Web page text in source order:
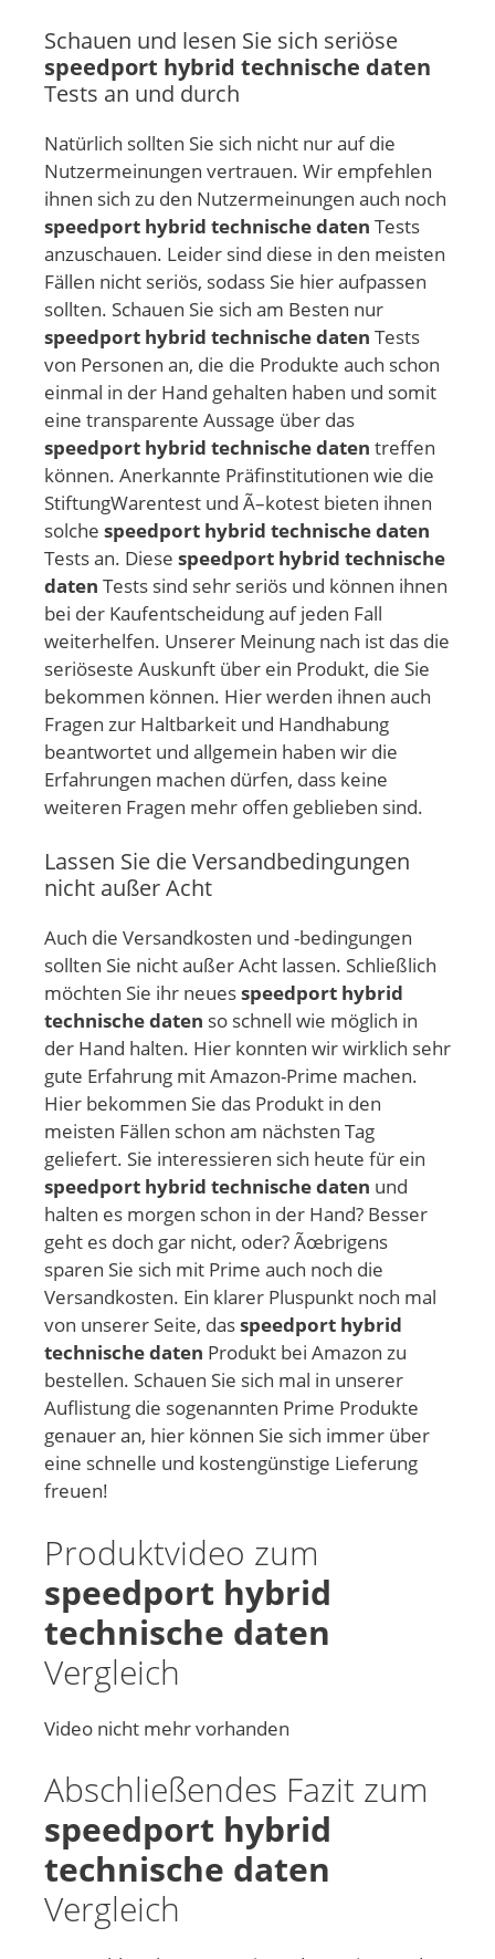
Schauen und lesen Sie sich seriöse
speedport hybrid technische daten
Tests an und durch
Natürlich sollten Sie sich nicht nur auf die
Nutzermeinungen vertrauen. Wir empfehlen
ihnen sich zu den Nutzermeinungen auch noch
speedport hybrid technische daten Tests
anzuschauen. Leider sind diese in den meisten
Fällen nicht seriös, sodass Sie hier aufpassen
sollten. Schauen Sie sich am Besten nur
speedport hybrid technische daten Tests
von Personen an, die die Produkte auch schon
einmal in der Hand gehalten haben und somit
eine transparente Aussage über das
speedport hybrid technische daten treffen
können. Anerkannte Präfinstitutionen wie die
StiftungWarentest und Ã–kotest bieten ihnen
solche speedport hybrid technische daten
Tests an. Diese speedport hybrid technische
daten Tests sind sehr seriös und können ihnen
bei der Kaufentscheidung auf jeden Fall
weiterhelfen. Unserer Meinung nach ist das die
seriöseste Auskunft über ein Produkt, die Sie
bekommen können. Hier werden ihnen auch
Fragen zur Haltbarkeit und Handhabung
beantwortet und allgemein haben wir die
Erfahrungen machen dürfen, dass keine
weiteren Fragen mehr offen geblieben sind.
Lassen Sie die Versandbedingungen
nicht außer Acht
Auch die Versandkosten und -bedingungen
sollten Sie nicht außer Acht lassen. Schließlich
möchten Sie ihr neuesspeedport hybrid
technische daten so schnell wie möglich in
der Hand halten. Hier konnten wir wirklich sehr
gute Erfahrung mit Amazon-Prime machen.
Hier bekommen Sie das Produkt in den
meisten Fällen schon am nächsten Tag
geliefert. Sie interessieren sich heute für ein
speedport hybrid technische daten und
halten es morgen schon in der Hand? Besser
geht es doch gar nicht, oder? Ãœbrigens
sparen Sie sich mit Prime auch noch die
Versandkosten. Ein klarer Pluspunkt noch mal
von unserer Seite, dasspeedport hybrid
technische daten Produkt bei Amazon zu
bestellen. Schauen Sie sich mal in unserer
Auflistung die sogenannten Prime Produkte
genauer an, hier können Sie sich immer über
eine schnelle und kostengünstige Lieferung
freuen!
Produktvideo zum
speedport hybrid
technische daten
Vergleich
Video nicht mehr vorhanden
Abschließendes Fazit zum
speedport hybrid
technische daten
Vergleich